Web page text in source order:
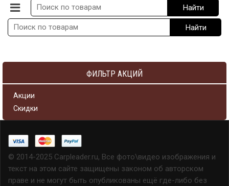
ФИЛЬТР АКЦИЙ
Акции
Скидки
© 2014-2025 Carpleader.ru, Все фото\видео изображения и
текст на этом сайте защищены законом об авторском
праве и не могут быть опубликованы ещё где-либо без